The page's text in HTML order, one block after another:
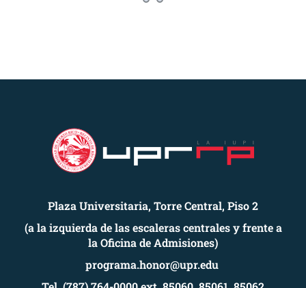
Plaza Universitaria, Torre Central, Piso 2
(a la izquierda de las escaleras centrales y frente a
la Oficina de Admisiones)
programa.honor@upr.edu